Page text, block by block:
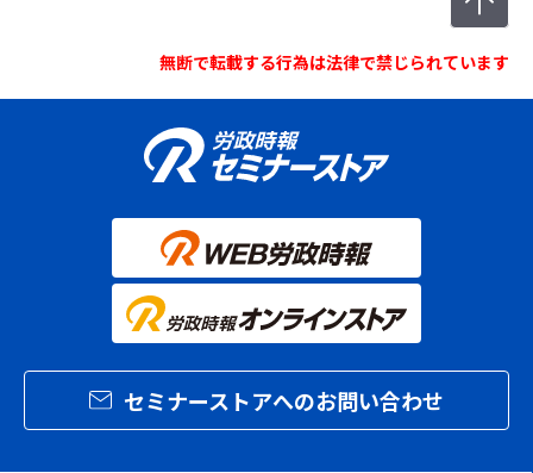
無断で転載する行為は法律で禁じられています
セミナーストアへのお問い合わせ